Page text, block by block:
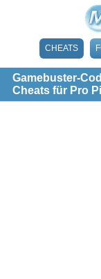
CHEATS
Gamebuster-
Cheats für Pro